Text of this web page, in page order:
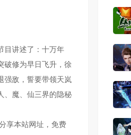
第56集
第60集
第64集
目讲述了：十万年
破修为早日飞升，徐
强敌，誓要带领天岚
、魔、仙三界的隐秘
享本站网址，免费